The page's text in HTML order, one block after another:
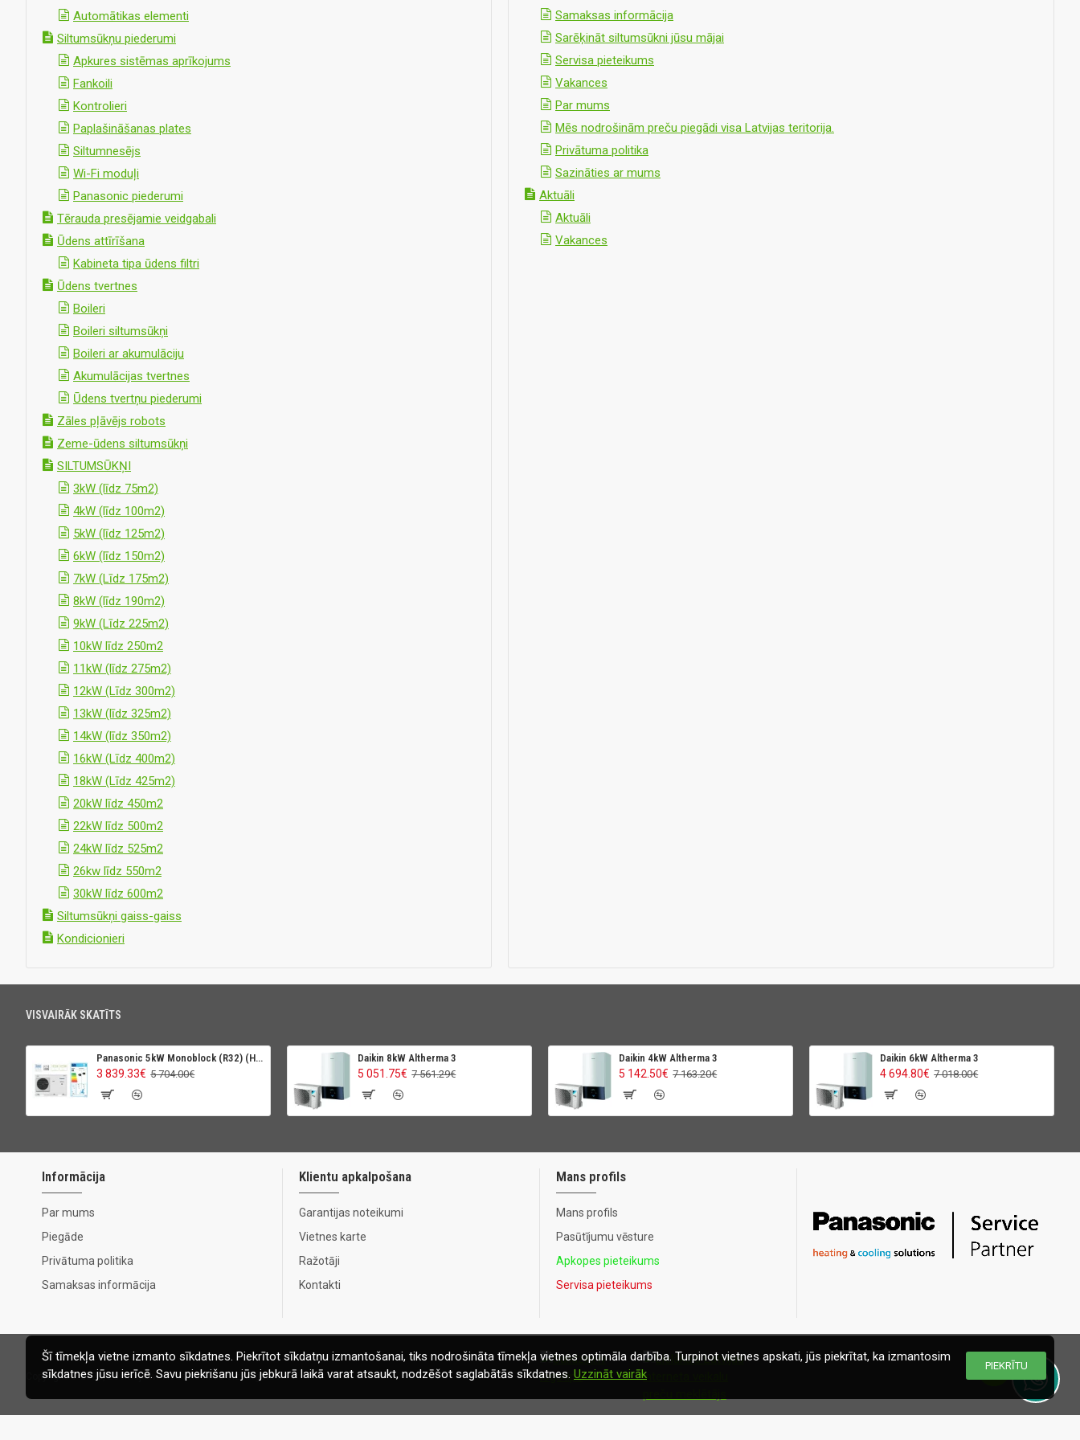
Automātikas elementi
Siltumsūkņu piederumi
Apkures sistēmas aprīkojums
Fankoili
Kontrolieri
Paplašināšanas plates
Siltumnesējs
Wi-Fi moduļi
Panasonic piederumi
Tērauda presējamie veidgabali
Ūdens attīrīšana
Kabineta tipa ūdens filtri
Ūdens tvertnes
Boileri
Boileri siltumsūkņi
Boileri ar akumulāciju
Akumulācijas tvertnes
Ūdens tvertņu piederumi
Zāles pļāvējs robots
Zeme-ūdens siltumsūkņi
SILTUMSŪKŅI
3kW (līdz 75m2)
4kW (līdz 100m2)
5kW (līdz 125m2)
6kW (līdz 150m2)
7kW (Līdz 175m2)
8kW (līdz 190m2)
9kW (Līdz 225m2)
10kW līdz 250m2
11kW (līdz 275m2)
12kW (Līdz 300m2)
13kW (līdz 325m2)
14kW (līdz 350m2)
16kW (Līdz 400m2)
18kW (Līdz 425m2)
20kW līdz 450m2
22kW līdz 500m2
24kW līdz 525m2
26kw līdz 550m2
30kW līdz 600m2
Siltumsūkņi gaiss-gaiss
Kondicionieri
Samaksas informācija
Sarēķināt siltumsūkni jūsu mājai
Servisa pieteikums
Vakances
Par mums
Mēs nodrošinām preču piegādi visa Latvijas teritorija.
Privātuma politika
Sazināties ar mums
Aktuāli
Aktuāli
Vakances
VISVAIRĀK SKATĪTS
Panasonic 5kW Monoblock (R32) (High Perfomance)
3 839.33€ 5 704.00€
Daikin 8kW Altherma 3
5 051.75€ 7 561.29€
Daikin 4kW Altherma 3
5 142.50€ 7 163.20€
Daikin 6kW Altherma 3
4 694.80€ 7 018.00€
Informācija
Par mums
Piegāde
Privātuma politika
Samaksas informācija
Klientu apkalpošana
Garantijas noteikumi
Vietnes karte
Ražotāji
Kontakti
Mans profils
Mans profils
Pasūtījumu vēsture
Apkopes pieteikums
Servisa pieteikums
Copyright © 2020, Ecomaja.lv. Visas tiesības aizsargātas
PIEKRĪTU
Šī tīmekļa vietne izmanto sīkdatnes. Piekrītot sīkdatņu izmantošanai, tiks nodrošināta tīmekļa vietnes optimāla darbība. Turpinot vietnes apskati, jūs piekrītat, ka izmantosim
sīkdatnes jūsu ierīcē. Savu piekrišanu jūs jebkurā laikā varat atsaukt, nodzēšot saglabātās sīkdatnes. Uzzināt vairāk